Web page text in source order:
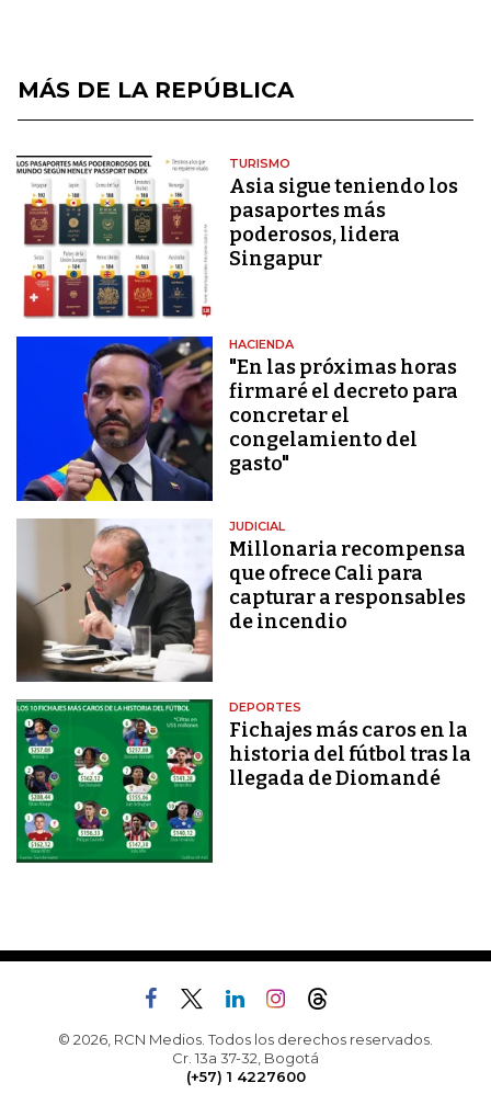
MÁS DE LA REPÚBLICA
TURISMO
Asia sigue teniendo los
pasaportes más
poderosos, lidera
Singapur
HACIENDA
"En las próximas horas
firmaré el decreto para
concretar el
congelamiento del
gasto"
JUDICIAL
Millonaria recompensa
que ofrece Cali para
capturar a responsables
de incendio
DEPORTES
Fichajes más caros en la
historia del fútbol tras la
llegada de Diomandé
© 2026, RCN Medios. Todos los derechos reservados.
Cr. 13a 37-32, Bogotá
(+57) 1 4227600